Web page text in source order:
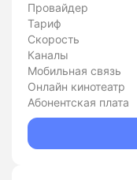
Провайдер
Тариф
Скорость
Каналы
Мобильная связь
Онлайн кинотеатр
Абонентская плата